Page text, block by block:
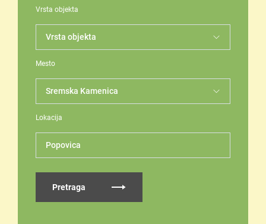
Vrsta objekta
Mesto
Lokacija
Popovica
Pretraga